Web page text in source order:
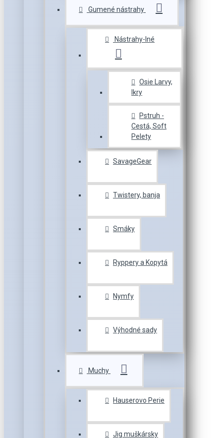
Gumené nástrahy
Nástrahy-Iné
Osie Larvy,
Ikry
Pstruh -
Cestá, Soft
Pelety
SavageGear
Twistery, banja
Smáky
Ryppery a Kopytá
Nymfy
Výhodné sady
Muchy
Hauserovo Perie
Jig muškársky